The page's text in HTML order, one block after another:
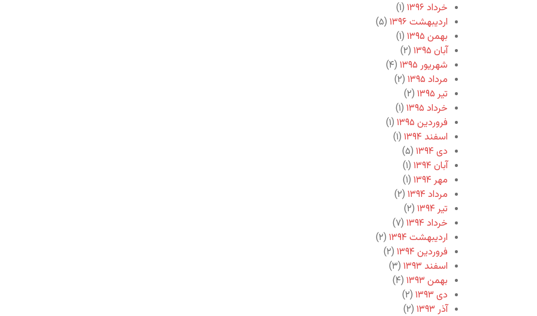
خرداد ۱۳۹۶
(۱)
اردیبهشت ۱۳۹۶
(۵)
بهمن ۱۳۹۵
(۱)
آبان ۱۳۹۵
(۲)
شهریور ۱۳۹۵
(۴)
مرداد ۱۳۹۵
(۲)
تیر ۱۳۹۵
(۲)
خرداد ۱۳۹۵
(۱)
فروردین ۱۳۹۵
(۱)
اسفند ۱۳۹۴
(۱)
دی ۱۳۹۴
(۵)
آبان ۱۳۹۴
(۱)
مهر ۱۳۹۴
(۱)
مرداد ۱۳۹۴
(۲)
تیر ۱۳۹۴
(۲)
خرداد ۱۳۹۴
(۷)
اردیبهشت ۱۳۹۴
(۲)
فروردین ۱۳۹۴
(۲)
اسفند ۱۳۹۳
(۳)
بهمن ۱۳۹۳
(۴)
دی ۱۳۹۳
(۲)
آذر ۱۳۹۳
(۲)